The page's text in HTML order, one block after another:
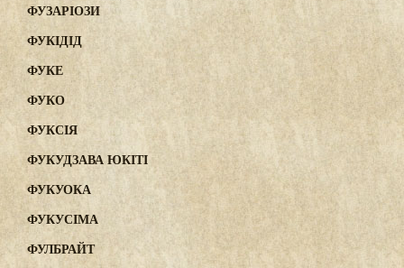
ФУЗАРІОЗИ
ФУКІДІД
ФУКЕ
ФУКО
ФУКСІЯ
ФУКУДЗАВА ЮКІТІ
ФУКУОКА
ФУКУСІМА
ФУЛБРАЙТ